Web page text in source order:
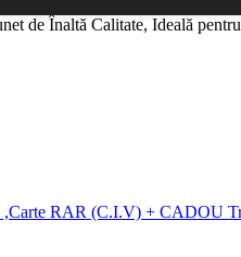
de Înaltă Calitate, Ideală
,Carte RAR (C.I.V) + CADOU